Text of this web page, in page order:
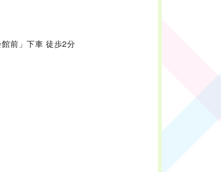
前」下車 徒歩2分